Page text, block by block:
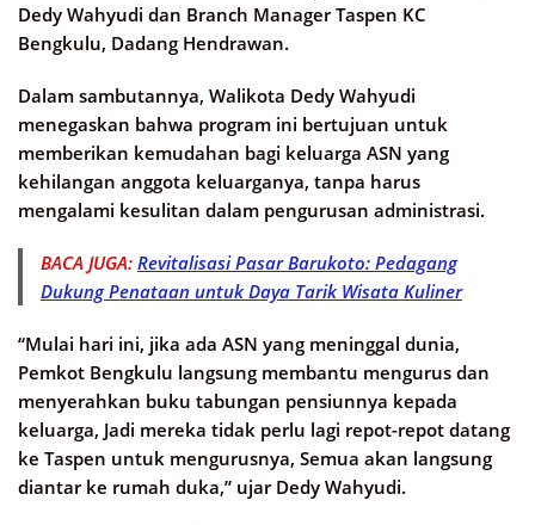
Dedy Wahyudi dan Branch Manager Taspen KC
Bengkulu, Dadang Hendrawan.
Dalam sambutannya, Walikota Dedy Wahyudi
menegaskan bahwa program ini bertujuan untuk
memberikan kemudahan bagi keluarga ASN yang
kehilangan anggota keluarganya, tanpa harus
mengalami kesulitan dalam pengurusan administrasi.
BACA JUGA: Revitalisasi Pasar Barukoto: Pedagang
Dukung Penataan untuk Daya Tarik Wisata Kuliner
“Mulai hari ini, jika ada ASN yang meninggal dunia,
Pemkot Bengkulu langsung membantu mengurus dan
menyerahkan buku tabungan pensiunnya kepada
keluarga, Jadi mereka tidak perlu lagi repot-repot datang
ke Taspen untuk mengurusnya, Semua akan langsung
diantar ke rumah duka,” ujar Dedy Wahyudi.